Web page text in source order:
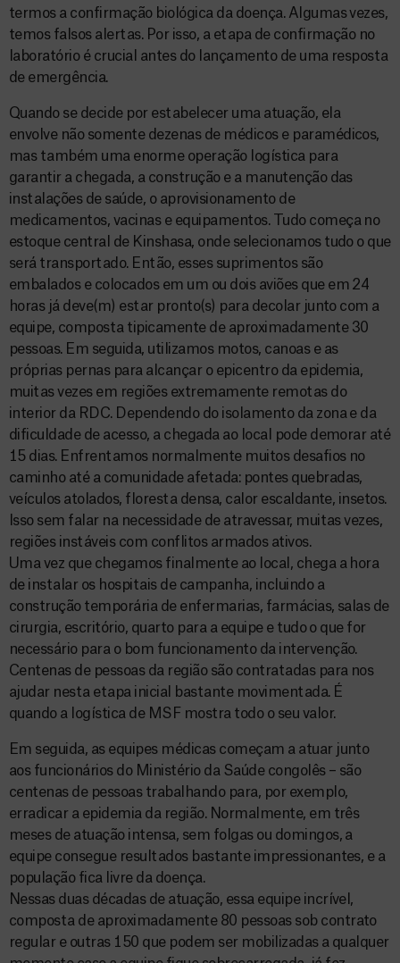
termos a confirmação biológica da doença. Algumas vezes,
temos falsos alertas. Por isso, a etapa de confirmação no
laboratório é crucial antes do lançamento de uma resposta
de emergência.
Quando se decide por estabelecer uma atuação, ela
envolve não somente dezenas de médicos e paramédicos,
mas também uma enorme operação logística para
garantir a chegada, a construção e a manutenção das
instalações de saúde, o aprovisionamento de
medicamentos, vacinas e equipamentos. Tudo começa no
estoque central de Kinshasa, onde selecionamos tudo o que
será transportado. Então, esses suprimentos são
embalados e colocados em um ou dois aviões que em 24
horas já deve(m) estar pronto(s) para decolar junto com a
equipe, composta tipicamente de aproximadamente 30
pessoas. Em seguida, utilizamos motos, canoas e as
próprias pernas para alcançar o epicentro da epidemia,
muitas vezes em regiões extremamente remotas do
interior da RDC. Dependendo do isolamento da zona e da
dificuldade de acesso, a chegada ao local pode demorar até
15 dias. Enfrentamos normalmente muitos desafios no
caminho até a comunidade afetada: pontes quebradas,
veículos atolados, floresta densa, calor escaldante, insetos.
Isso sem falar na necessidade de atravessar, muitas vezes,
regiões instáveis com conflitos armados ativos.
Uma vez que chegamos finalmente ao local, chega a hora
de instalar os hospitais de campanha, incluindo a
construção temporária de enfermarias, farmácias, salas de
cirurgia, escritório, quarto para a equipe e tudo o que for
necessário para o bom funcionamento da intervenção.
Centenas de pessoas da região são contratadas para nos
ajudar nesta etapa inicial bastante movimentada. É
quando a logística de MSF mostra todo o seu valor.
Em seguida, as equipes médicas começam a atuar junto
aos funcionários do Ministério da Saúde congolês – são
centenas de pessoas trabalhando para, por exemplo,
erradicar a epidemia da região. Normalmente, em três
meses de atuação intensa, sem folgas ou domingos, a
equipe consegue resultados bastante impressionantes, e a
população fica livre da doença.
Nessas duas décadas de atuação, essa equipe incrível,
composta de aproximadamente 80 pessoas sob contrato
regular e outras 150 que podem ser mobilizadas a qualquer